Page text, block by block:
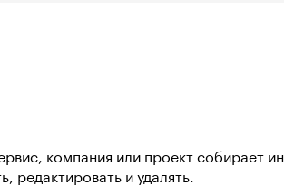
компания или проект собирает
редактировать и удалять.